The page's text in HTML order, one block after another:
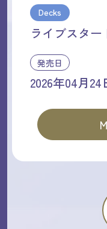
Decks
ライブスタ
発売日
2026年04月